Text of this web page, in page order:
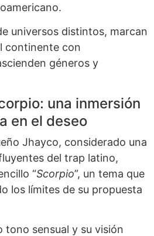
universos distintos, marcan
continente con
géneros y
una inmersión
en el deseo
Jhayco, considerado una
del trap latino,
“Scorpio”, un tema que
los límites de su propuesta
tono sensual y su visión